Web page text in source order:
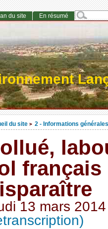
du site > 2 - Informations générales
français
13 mars 2014
du site En résumé